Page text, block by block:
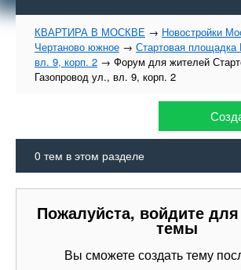
КВАРТИРА В МОСКВЕ → Новостройки
Чертаново южное → Стартовая площадка
вл. 9, корп. 2 → Форум для жителей
Газопровод ул., вл. 9, корп. 2
0 тем в этом разделе
Пожалуйста, войдите
темы
Вы сможете создать тему